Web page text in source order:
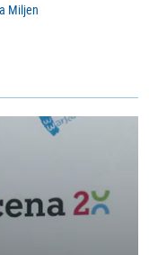
Miljen